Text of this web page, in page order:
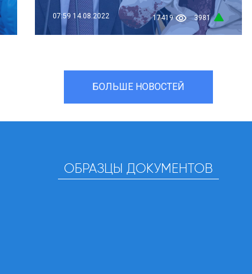
07:59 14.08.2022 17419 3981
БОЛЬШЕ НОВОСТЕЙ
ОБРАЗЦЫ ДОКУМЕНТОВ